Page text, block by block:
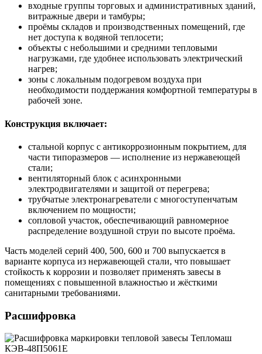
входные группы торговых и административных зданий,
витражные двери и тамбуры;
проёмы складов и производственных помещений, где
нет доступа к водяной теплосети;
объекты с небольшими и средними тепловыми
нагрузками, где удобнее использовать электрический
нагрев;
зоны с локальным подогревом воздуха при
необходимости поддержания комфортной температуры в
рабочей зоне.
Конструкция включает:
стальной корпус с антикоррозионным покрытием, для
части типоразмеров — исполнение из нержавеющей
стали;
вентиляторный блок с асинхронными
электродвигателями и защитой от перегрева;
трубчатые электронагреватели с многоступенчатым
включением по мощности;
сопловой участок, обеспечивающий равномерное
распределение воздушной струи по высоте проёма.
Часть моделей серий 400, 500, 600 и 700 выпускается в
варианте корпуса из нержавеющей стали, что повышает
стойкость к коррозии и позволяет применять завесы в
помещениях с повышенной влажностью и жёсткими
санитарными требованиями.
Расшифровка